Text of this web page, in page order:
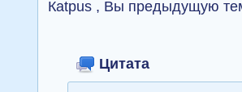
Каtpus , Вы предыдущую
Цитата